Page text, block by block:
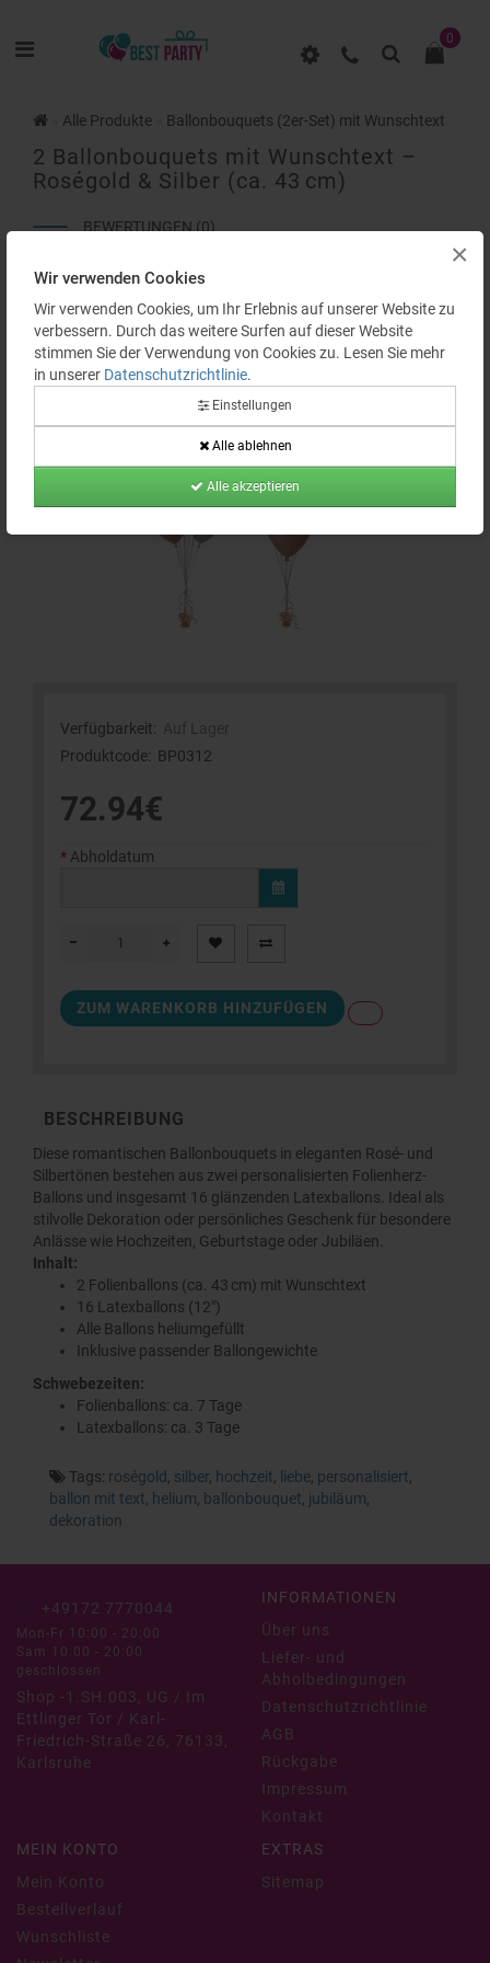
×
Wir verwenden Cookies
Wir verwenden Cookies, um Ihr Erlebnis auf unserer Website zu
verbessern. Durch das weitere Surfen auf dieser Website
stimmen Sie der Verwendung von Cookies zu. Lesen Sie mehr
in unserer Datenschutzrichtlinie.
Einstellungen
Alle ablehnen
Alle akzeptieren
0
Alle Produkte Ballonbouquets (2er-Set) mit Wunschtext
2 Ballonbouquets mit Wunschtext –
Roségold & Silber (ca. 43 cm)
BEWERTUNGEN (0)
Verfügbarkeit: Auf Lager
Produktcode: BP0312
72.94€
Abholdatum
ZUM WARENKORB HINZUFÜGEN
BESCHREIBUNG
Diese romantischen Ballonbouquets in eleganten Rosé- und
Silbertönen bestehen aus zwei personalisierten Folienherz-
Ballons und insgesamt 16 glänzenden Latexballons. Ideal als
stilvolle Dekoration oder persönliches Geschenk für besondere
Anlässe wie Hochzeiten, Geburtstage oder Jubiläen.
Inhalt:
2 Folienballons (ca. 43 cm) mit Wunschtext
16 Latexballons (12")
Alle Ballons heliumgefüllt
Inklusive passender Ballongewichte
Schwebezeiten:
Folienballons: ca. 7 Tage
Latexballons: ca. 3 Tage
Tags: roségold silber hochzeit liebe personalisiert
ballon mit text helium ballonbouquet jubiläum
dekoration
+49172 7770044
Mon-Fr 10:00 - 20:00
Sam 10:00 - 20:00
geschlossen
Shop -1.SH.003, UG / Im
Ettlinger Tor / Karl-
Friedrich-Straße 26, 76133,
Karlsruhe
INFORMATIONEN
Über uns
Liefer- und
Abholbedingungen
Datenschutzrichtlinie
AGB
Rückgabe
Impressum
Kontakt
MEIN KONTO
Mein Konto
Bestellverlauf
Wunschliste
EXTRAS
Sitemap